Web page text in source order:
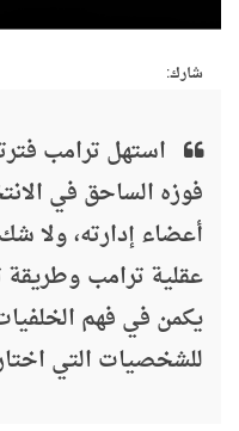
شارك:
استهل ترامب
فوزه الساحق في
أعضاء إدارته، ولا
عقلية ترامب وطريقة
يكمن في فهم
للشخصيات التي